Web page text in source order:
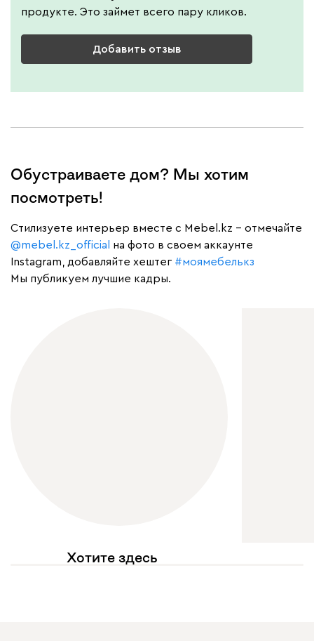
продукте. Это займет всего пару кликов.
Добавить отзыв
Обустраиваете дом? Мы хотим
посмотреть!
Cтилизуете интерьер вместе с Mebel.kz – отмечайте
@mebel.kz_official
на фото в своем аккаунте
Instagram, добавляйте хештег #моямебелькз
Мы публикуем лучшие кадры.
Хотите здесь